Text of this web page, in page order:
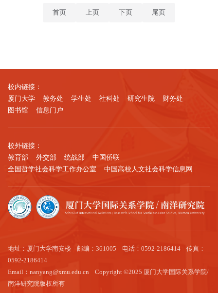
首页 上页 下页 尾页
校内链接：
厦门大学
教务处 学生处 社科处 研究生院
财务处
图书馆
信息门户
校外链接：
教育部
外交部 统战部
中国侨联
全国哲学社会科学工作办公室
中国高校人文社会科学信息网
地址：厦门大学南安楼 邮编：361005 电话：0592-2186414 传真：
0592-2186414
Email：nanyang@xmu.edu.cn Copyright ©2025 厦门大学国际关系学院/
南洋研究院版权所有